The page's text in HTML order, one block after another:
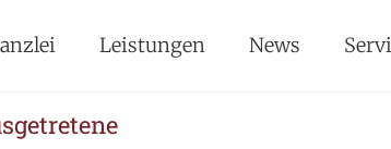
Leistungen News